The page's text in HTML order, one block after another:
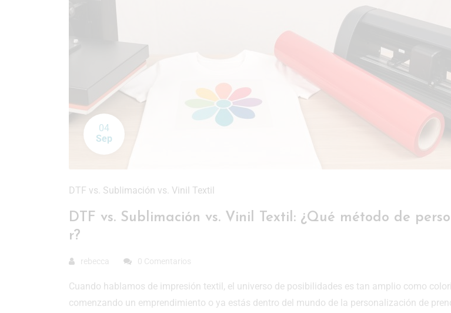
04
Sep
DTF vs. Sublimación vs. Vinil Textil
DTF vs. Sublimación vs. Vinil Textil: ¿Qué método de
r?
rebecca 0 Comentarios
Cuando hablamos de impresión textil, el universo de posibilidades es tan amplio como
comenzando un emprendimiento o ya estás dentro del mundo de la personalización de